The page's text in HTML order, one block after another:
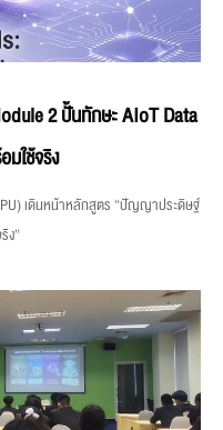
2 ปั้นทักษะ AIoT Data
ใช้จริง
เดินหน้าหลักสูตร “ปัญญาประดิษฐ์
ง”